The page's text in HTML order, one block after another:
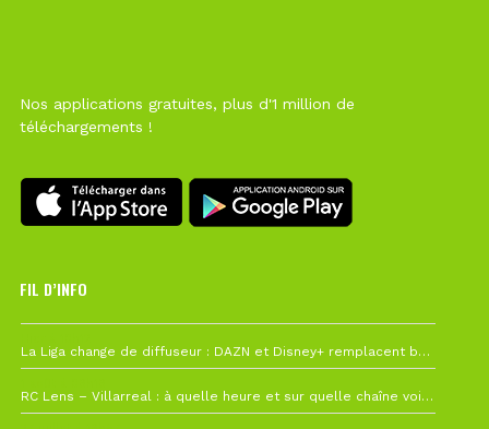
Nos applications gratuites, plus d'1 million de
téléchargements !
FIL D’INFO
La Liga change de diffuseur : DAZN et Disney+ remplacent beIN Sports !
RC Lens – Villarreal : à quelle heure et sur quelle chaîne voir la finale de la Como Cup ?